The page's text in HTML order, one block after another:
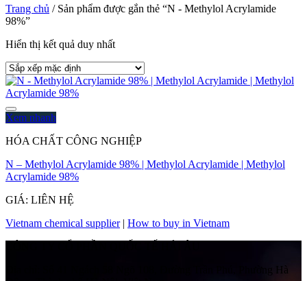
Trang chủ /Sản phẩm được gắn thẻ “N - Methylol Acrylamide
98%”
Hiển thị kết quả duy nhất
Xem nhanh
HÓA CHẤT CÔNG NGHIỆP
N – Methylol Acrylamide 98% | Methylol Acrylamide | Methylol
Acrylamide 98%
GIÁ: LIÊN HỆ
Vietnam chemical supplier| How to buy in Vietnam
Số 41 Ngách 58 Ngõ 108, Đường Trần Phú, Phường Hà